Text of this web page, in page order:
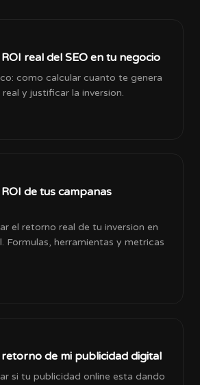
real del SEO en tu negocio
como calcular cuanto te genera
y justificar la inversion.
de tus campanas
el retorno real de tu inversion en
Formulas, herramientas y metricas
de mi publicidad digital
si tu publicidad online esta dando